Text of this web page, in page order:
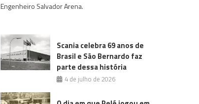
Engenheiro Salvador Arena.
Scania celebra 69 anos de
Brasil e São Bernardo faz
parte dessa história
4 de julho de 2026